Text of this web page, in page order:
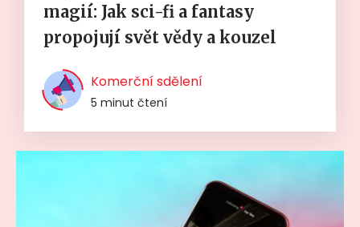
magií: Jak sci-fi a fantasy
propojují svět vědy a kouzel
Komerční sdělení
5 minut čtení